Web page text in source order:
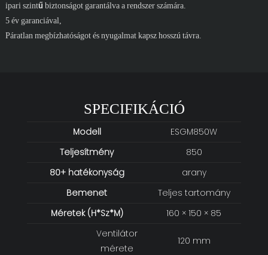
ipari szintű biztonságot garantálva a rendszer számára.
5 év garanciával,
Páratlan megbízhatóságot és nyugalmat kapsz hosszú távra.
SPECIFIKÁCIÓ
Modell
ESGM850W
Teljesítmény
850
80+ hatékonyság
arany
Bemenet
Teljes tartomány
Méretek (H*Sz*M)
160 × 150 × 85
Ventilátor
mérete
120 mm